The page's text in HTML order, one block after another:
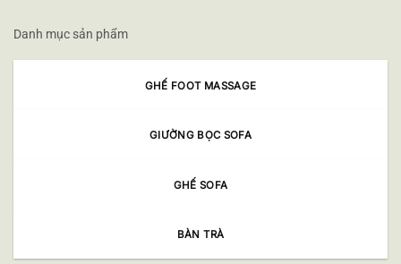
Danh mục sản phẩm
GHẾ FOOT MASSAGE
GIƯỜNG BỌC SOFA
GHẾ SOFA
BÀN TRÀ